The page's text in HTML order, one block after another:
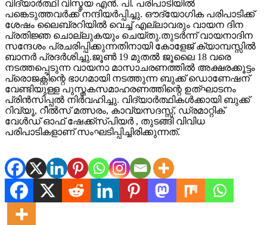
വിദ്യാർത്ഥി വിസ്മയ എൻ. പി. പരിപാടിയിൽ
പങ്കെടുത്തവർക്ക് നന്ദിയർപ്പിച്ചു. ഔദ്യോഗിക പരിപാടിക്ക്
ശേഷം ലൈബ്രറിയിൽ വെച്ച് എല്ലാവരും വായന ദിന
പ്രതിജ്ഞ ചൊല്ലുകയും ചെയ്തു.തുടർന്ന് വായനാദിന
സന്ദേശം പ്രചരിപ്പിക്കുന്നതിനായി കോളേജ് ക്യാമ്പസ്സിൽ
ബാനർ പ്രദർശിച്ചു.ജൂൺ 19 മുതൽ ജൂലൈ 18 വരെ
നടത്തപ്പെടുന്ന വായനാ മാസാചരണത്തിൽ അക്ഷരക്കൂട്ടം
പ്രൊജക്റ്റിന്റെ ഭാഗമായി നടത്തുന്ന ബുക്ക് ഡൊണേഷന്
വേണ്ടിയുള്ള പുസ്തകസമാഹരണത്തിന്റെ ഉത്ഘാടനം
പ്രിൻസിപ്പൽ നിർവഹിച്ചു. വിദ്യാർത്ഥികൾക്കായി ബുക്ക്‌
റിവ്യൂ, റീൽസ് മത്സരം, കാവ്യസദസ്സ്, ഡ്രമാറ്റിക്
വേൾഡ് ഓഫ് ഷേക്ക്‌സ്പിയർ , തുടങ്ങി വിവിധ
പരിപാടികളാണ് സംഘടിപ്പിച്ചിരിക്കുന്നത്.